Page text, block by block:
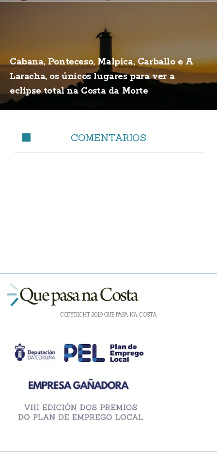
Cabana, Ponteceso, Malpica, Carballo e A
Laracha, os únicos lugares para ver a
eclipse total na Costa da Morte
COMENTARIOS
COPYRIGHT 2019 QUE PASA NA COSTA